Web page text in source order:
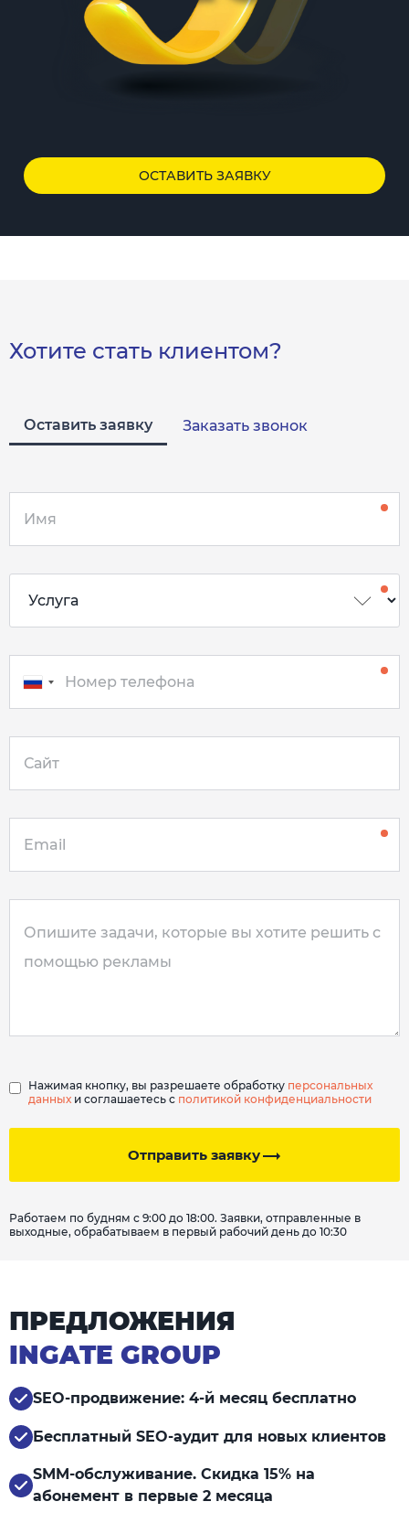
ОСТАВИТЬ ЗАЯВКУ
Хотите стать клиентом?
Оставить заявку Заказать звонок
Отправить заявку
Нажимая кнопку, вы разрешаете обработку персональных
данных и соглашаетесь с политикой конфиденциальности
Работаем по будням с 9:00 до 18:00. Заявки, отправленные в
выходные, обрабатываем в первый рабочий день до 10:30
ПРЕДЛОЖЕНИЯ
INGATE GROUP
SEO-продвижение: 4-й месяц бесплатно
Бесплатный SEO-аудит для новых клиентов
SMM-обслуживание. Скидка 15% на
абонемент в первые 2 месяца